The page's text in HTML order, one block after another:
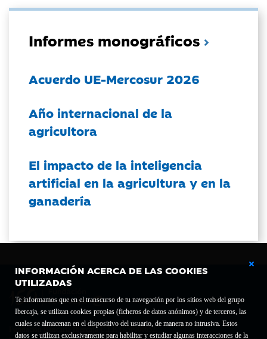
INFORMACIÓN ACERCA DE LAS COOKIES
UTILIZADAS
Te informamos que en el transcurso de tu navegación por los sitios web del grupo
Ibercaja, se utilizan cookies propias (ficheros de datos anónimos) y de terceros, las
cuales se almacenan en el dispositivo del usuario, de manera no intrusiva. Estos
datos se utilizan exclusivamente para habilitar y estudiar algunas interacciones de la
Informes monográficos
Acuerdo UE-Mercosur 2026
Año internacional de la
agricultora
El impacto de la inteligencia
artificial en la agricultura y en la
ganadería
Fundación Bancaria Ibercaja C.I.F. G-50000652.